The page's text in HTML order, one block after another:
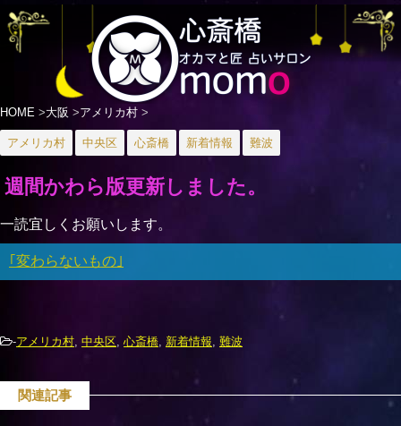
HOME >大阪 >アメリカ村 >
アメリカ村 中央区 心斎橋 新着情報 難波
週間かわら版更新しました。
一読宜しくお願いします。
｢変わらないもの｣
-アメリカ村, 中央区, 心斎橋, 新着情報, 難波
関連記事